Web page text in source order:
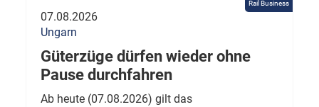
Rail Business
07.08.2026
Ungarn
Güterzüge dürfen wieder ohne
Pause durchfahren
Ab heute (07.08.2026) gilt das